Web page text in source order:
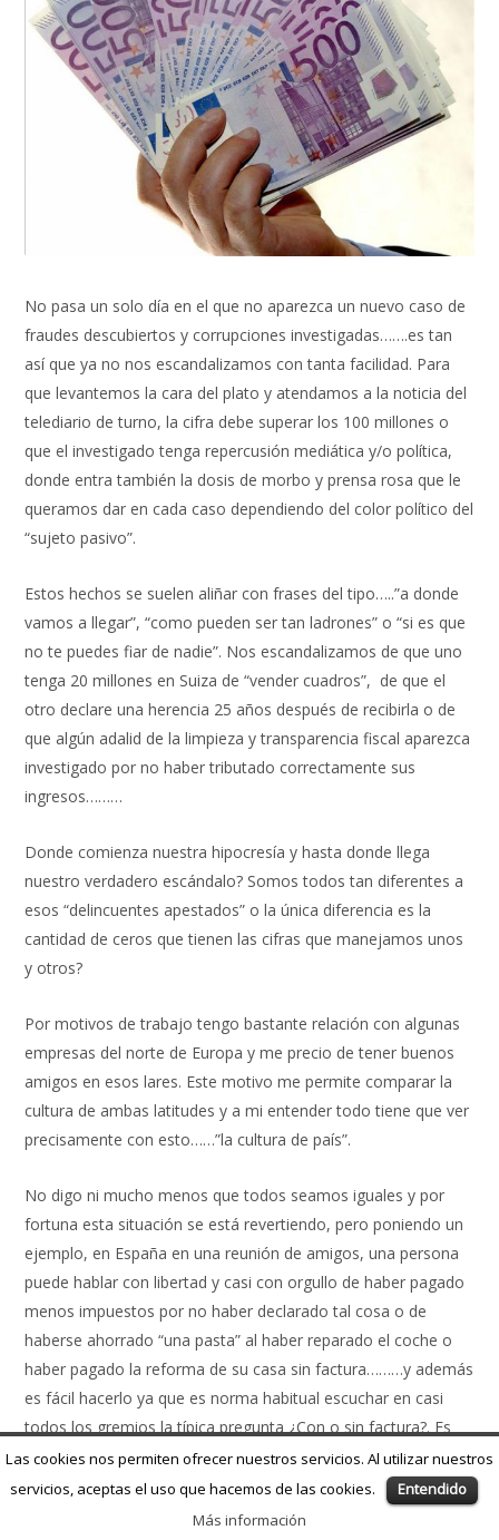
Las cookies nos permiten ofrecer nuestros servicios. Al utilizar nuestros
servicios, aceptas el uso que hacemos de las cookies.
Entendido
Más información
No pasa un solo día en el que no aparezca un nuevo caso de
fraudes descubiertos y corrupciones investigadas…….es tan
así que ya no nos escandalizamos con tanta facilidad. Para
que levantemos la cara del plato y atendamos a la noticia del
telediario de turno, la cifra debe superar los 100 millones o
que el investigado tenga repercusión mediática y/o política,
donde entra también la dosis de morbo y prensa rosa que le
queramos dar en cada caso dependiendo del color político del
“sujeto pasivo”.
Estos hechos se suelen aliñar con frases del tipo…..”a donde
vamos a llegar”, “como pueden ser tan ladrones” o “si es que
no te puedes fiar de nadie”. Nos escandalizamos de que uno
tenga 20 millones en Suiza de “vender cuadros”, de que el
otro declare una herencia 25 años después de recibirla o de
que algún adalid de la limpieza y transparencia fiscal aparezca
investigado por no haber tributado correctamente sus
ingresos………
Donde comienza nuestra hipocresía y hasta donde llega
nuestro verdadero escándalo? Somos todos tan diferentes a
esos “delincuentes apestados” o la única diferencia es la
cantidad de ceros que tienen las cifras que manejamos unos
y otros?
Por motivos de trabajo tengo bastante relación con algunas
empresas del norte de Europa y me precio de tener buenos
amigos en esos lares. Este motivo me permite comparar la
cultura de ambas latitudes y a mi entender todo tiene que ver
precisamente con esto……”la cultura de país”.
No digo ni mucho menos que todos seamos iguales y por
fortuna esta situación se está revertiendo, pero poniendo un
ejemplo, en España en una reunión de amigos, una persona
puede hablar con libertad y casi con orgullo de haber pagado
menos impuestos por no haber declarado tal cosa o de
haberse ahorrado “una pasta” al haber reparado el coche o
haber pagado la reforma de su casa sin factura………y además
es fácil hacerlo ya que es norma habitual escuchar en casi
todos los gremios la típica pregunta ¿Con o sin factura?. Es
más, hay muchos ciudadanos que se rasgan las vestiduras al
escuchar dichos escándalos y que juran y perjuran que ellos
pagan sus impuestos “religiosamente” y de manera